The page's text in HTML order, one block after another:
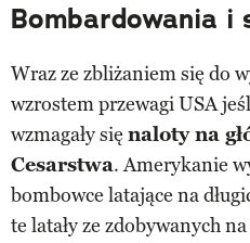
Bombardowania
Wraz ze zbliżaniem się do
wzrostem przewagi USA
wzmagały się naloty na
Cesarstwa. Amerykanie
bombowce latające na
te latały ze zdobywanych